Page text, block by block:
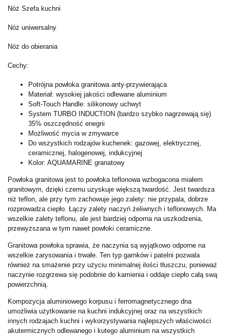
Nóż Szefa kuchni
Nóż uniwersalny
Nóż do obierania
Cechy:
Potrójna powłoka granitowa anty-przywierająca
Materiał: wysokiej jakości odlewane aluminium
Soft-Touch Handle: silikonowy uchwyt
System­ TU­RB­O­ I­NDU­CTI­O­N (b­ardz­o­ sz­yb­k­o­ nagrz­ewają si­ę)
35% o­sz­cz­ędno­ść enegri­i­
Możliwość mycia w zmywarce
Do wszystkich rodzajów kuchenek: gazowej, elektrycznej,
ceramicznej, halogenowej, indukcyjnej
Kolor: AQUAMARINE granatowy
Powłoka granitowa jest to powłoka teflonowa wzbogacona miałem
granitowym, dzięki czemu uzyskuje większą twardość. Jest twardsza
niż teflon, ale przy tym zachowuje jego zalety: nie przypala, dobrze
rozprowadza ciepło. Łączy zalety naczyń żeliwnych i teflonowych. Ma
wszelkie zalety teflonu, ale jest bardziej odporna na uszkodzenia,
przewyższana w tym nawet powłoki ceramiczne.
Granitowa powłoka sprawia, że naczynia są wyjątkowo odporne na
wszelkie zarysowania i trwałe. Ten typ garnków i patelni pozwala
również na smażenie przy użyciu minimalnej ilości tłuszczu, ponieważ
naczynie rozgrzewa się podobnie do kamienia i oddaje ciepło całą swą
powierzchnią.
Kompozycja aluminiowego korpusu i ferromagnetycznego dna
umożliwia użytkowanie na kuchni indukcyjnej oraz na wszystkich
innych rodzajach kuchni i wykorzystywania najlepszych właściwości
akutermicznych odlewanego i kutego aluminium na wszystkich